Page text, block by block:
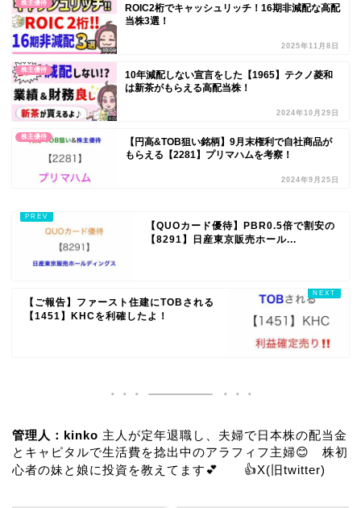
株主優待
ROIC2桁でキャッシュリッチ！16期非減配な高配
当株3選！
2025年11月8日
株主優待
10年減配しない宣言をした【1965】テクノ菱和
は新茶がもらえる高配当株！
2024年10月29日
株主優待
【円高&TOB狙い銘柄】9月末権利で自社商品が
もらえる【2281】プリマハムを考察！
2024年9月25日
【QUOカード優待】PBR0.5倍で割安の
【8291】日産東京販売ホール...
【ご報告】ファースト住建にTOBされる
【1451】KHCを利確したよ！
管理人：kinko 主人が定年退職し、夫婦で日本株の配当金
とキャピタルで生活費を捻出中のアラフィフ主婦😊 株初
心者の妹と娘に投資を教えてます💕 👍X(旧twitter)